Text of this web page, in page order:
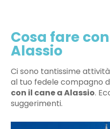
Cosa fare
Alassio
Ci sono tantissime
al tuo fedele compagno
con il cane a Alassio.
suggerimenti.